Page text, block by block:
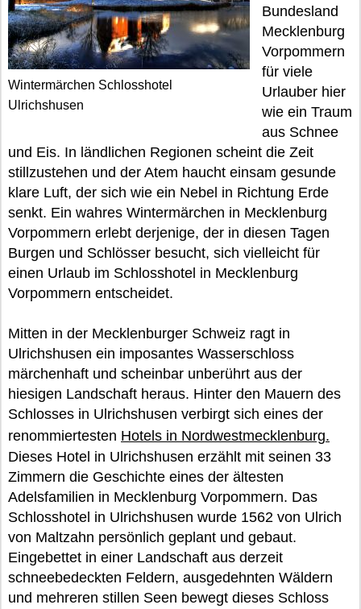
Wintermärchen Schlosshotel
Ulrichshusen
Bundesland
Mecklenburg
Vorpommern
für viele
Urlauber hier
wie ein Traum
aus Schnee
und Eis. In ländlichen Regionen scheint die Zeit
stillzustehen und der Atem haucht einsam gesunde
klare Luft, der sich wie ein Nebel in Richtung Erde
senkt. Ein wahres Wintermärchen in Mecklenburg
Vorpommern erlebt derjenige, der in diesen Tagen
Burgen und Schlösser besucht, sich vielleicht für
einen Urlaub im Schlosshotel in Mecklenburg
Vorpommern entscheidet.
Mitten in der Mecklenburger Schweiz ragt in
Ulrichshusen ein imposantes Wasserschloss
märchenhaft und scheinbar unberührt aus der
hiesigen Landschaft heraus. Hinter den Mauern des
Schlosses in Ulrichshusen verbirgt sich eines der
renommiertesten Hotels in Nordwestmecklenburg.
Dieses Hotel in Ulrichshusen erzählt mit seinen 33
Zimmern die Geschichte eines der ältesten
Adelsfamilien in Mecklenburg Vorpommern. Das
Schlosshotel in Ulrichshusen wurde 1562 von Ulrich
von Maltzahn persönlich geplant und gebaut.
Eingebettet in einer Landschaft aus derzeit
schneebedeckten Feldern, ausgedehnten Wäldern
und mehreren stillen Seen bewegt dieses Schloss